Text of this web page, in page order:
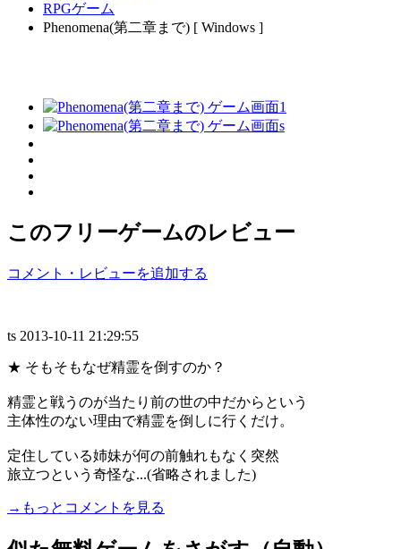
RPGゲーム
Phenomena(第二章まで) [ Windows ]
このフリーゲームのレビュー
コメント・レビューを追加する
ts 2013-10-11 21:29:55
★ そもそもなぜ精霊を倒すのか？
精霊と戦うのが当たり前の世の中だからという
主体性のない理由で精霊を倒しに行くだけ。
定住している姉妹が何の前触れもなく突然
旅立つという奇怪な...(省略されました)
→もっとコメントを見る